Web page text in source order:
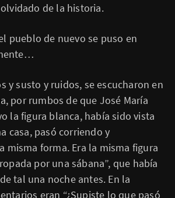
de la historia.
pueblo de nuevo se puso en
y susto y ruidos, se escucharon en
por rumbos de que José María
la figura blanca, había sido vista
casa, pasó corriendo y
misma forma. Era la misma figura
por una sábana”, que había
tal una noche antes. En la
eran “¿Supiste lo que pasó